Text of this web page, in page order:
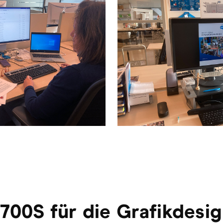
für die